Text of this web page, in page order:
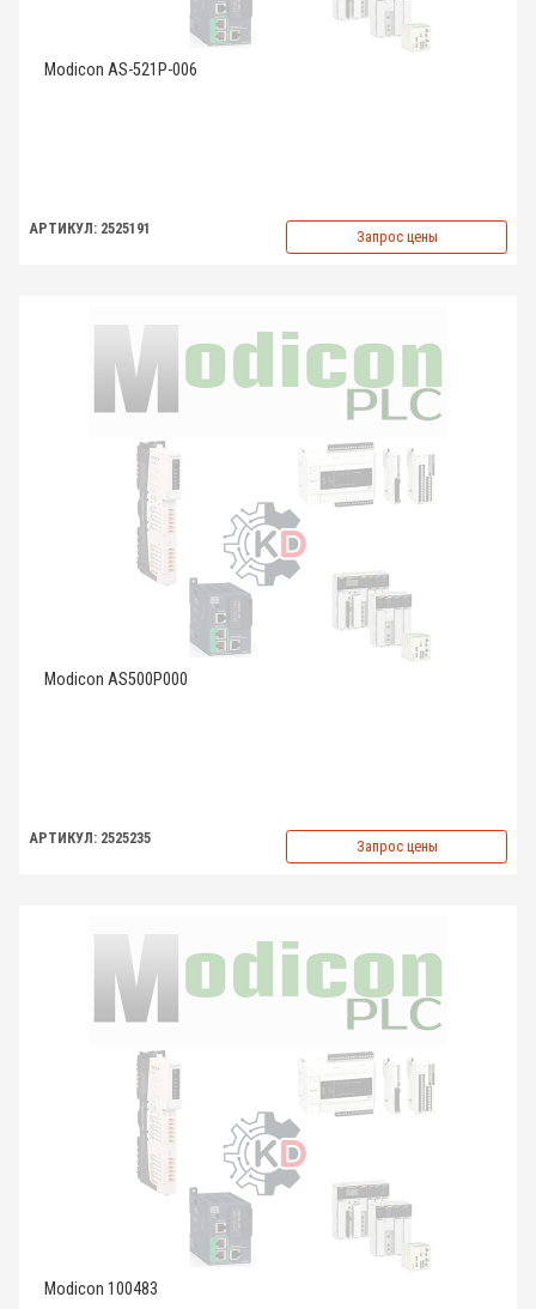
Modicon AS-521P-006
АРТИКУЛ: 2525191 Запрос цены
Modicon AS500P000
АРТИКУЛ: 2525235 Запрос цены
Modicon 100483